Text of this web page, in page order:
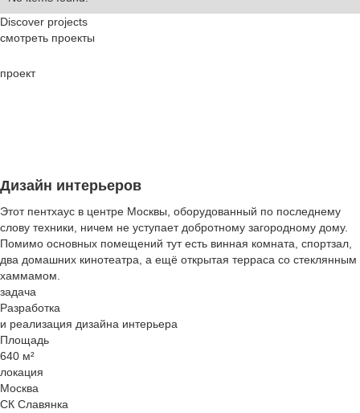
Discover projects
смотреть проекты
проект
Дизайн интерьеров
Этот пентхаус в центре Москвы, оборудованный по последнему
слову техники, ничем не уступает добротному загородному дому.
Помимо основных помещений тут есть винная комната, спортзал,
два домашних кинотеатра, а ещё открытая терраса со стеклянным
хаммамом.
задача
Разработка
и реализация дизайна интерьера
Площадь
640 м²
локация
Москва
СК Славянка